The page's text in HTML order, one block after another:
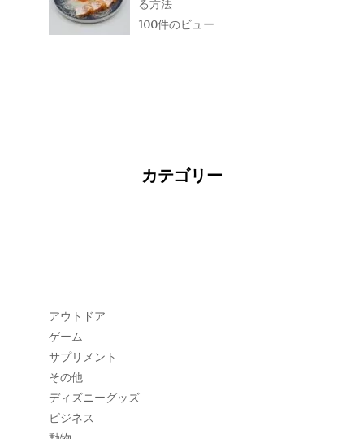
る方法
100件のビュー
カテゴリー
アウトドア
ゲーム
サプリメント
その他
ディズニーグッズ
ビジネス